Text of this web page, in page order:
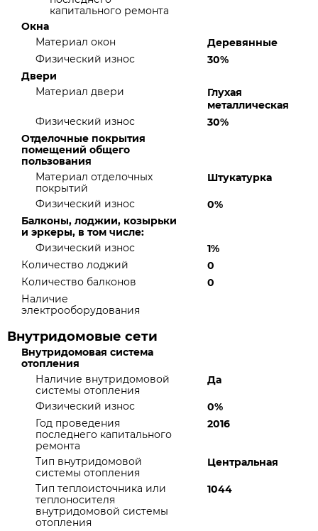
капитального ремонта
Окна
Материал окон
Деревянные
Физический износ
30%
Двери
Материал двери
Глухая
металлическая
Физический износ
30%
Отделочные покрытия
помещений общего
пользования
Материал отделочных
покрытий
Штукатурка
Физический износ
0%
Балконы, лоджии, козырьки
и эркеры, в том числе:
Физический износ
1%
Количество лоджий
0
Количество балконов
0
Наличие
электрооборудования
Внутридомовые сети
Внутридомовая система
отопления
Наличие внутридомовой
системы отопления
Да
Физический износ
0%
Год проведения
последнего капитального
ремонта
2016
Тип внутридомовой
системы отопления
Центральная
Тип теплоисточника или
теплоносителя
внутридомовой системы
отопления
1044